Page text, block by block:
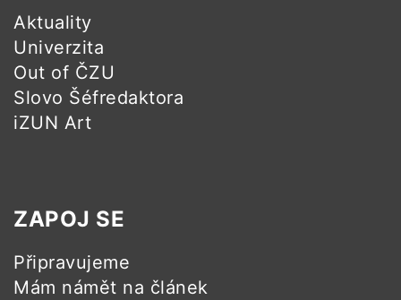
Aktuality
Univerzita
Out of ČZU
Slovo Šéfredaktora
iZUN Art
ZAPOJ SE
Připravujeme
Mám námět na článek